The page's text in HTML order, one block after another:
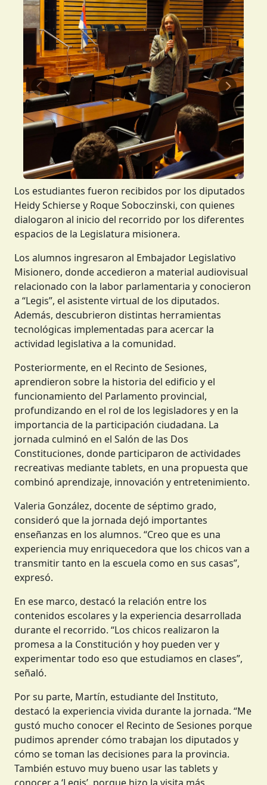
Anterior
Los estudiantes fueron recibidos por los diputados
Heidy Schierse y Roque Soboczinski, con quienes
dialogaron al inicio del recorrido por los diferentes
espacios de la Legislatura misionera.
Los alumnos ingresaron al Embajador Legislativo
Misionero, donde accedieron a material audiovisual
relacionado con la labor parlamentaria y conocieron
a “Legis”, el asistente virtual de los diputados.
Además, descubrieron distintas herramientas
tecnológicas implementadas para acercar la
actividad legislativa a la comunidad.
Posteriormente, en el Recinto de Sesiones,
aprendieron sobre la historia del edificio y el
funcionamiento del Parlamento provincial,
profundizando en el rol de los legisladores y en la
importancia de la participación ciudadana. La
jornada culminó en el Salón de las Dos
Constituciones, donde participaron de actividades
recreativas mediante tablets, en una propuesta que
combinó aprendizaje, innovación y entretenimiento.
Valeria González, docente de séptimo grado,
consideró que la jornada dejó importantes
enseñanzas en los alumnos. “Creo que es una
experiencia muy enriquecedora que los chicos van a
transmitir tanto en la escuela como en sus casas”,
expresó.
En ese marco, destacó la relación entre los
contenidos escolares y la experiencia desarrollada
durante el recorrido. “Los chicos realizaron la
promesa a la Constitución y hoy pueden ver y
experimentar todo eso que estudiamos en clases”,
señaló.
Por su parte, Martín, estudiante del Instituto,
destacó la experiencia vivida durante la jornada. “Me
gustó mucho conocer el Recinto de Sesiones porque
pudimos aprender cómo trabajan los diputados y
cómo se toman las decisiones para la provincia.
También estuvo muy bueno usar las tablets y